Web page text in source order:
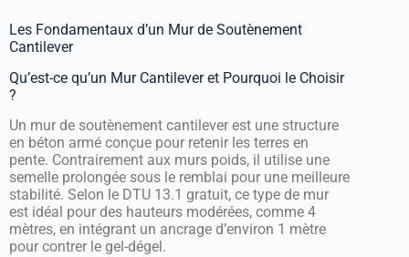
Les Fondamentaux d’un Mur de Soutènement
Cantilever
Qu’est-ce qu’un Mur Cantilever et Pourquoi le Choisir
?
Un mur de soutènement cantilever est une structure
en béton armé conçue pour retenir les terres en
pente. Contrairement aux murs poids, il utilise une
semelle prolongée sous le remblai pour une meilleure
stabilité. Selon le DTU 13.1 gratuit, ce type de mur
est idéal pour des hauteurs modérées, comme 4
mètres, en intégrant un ancrage d’environ 1 mètre
pour contrer le gel-dégel.